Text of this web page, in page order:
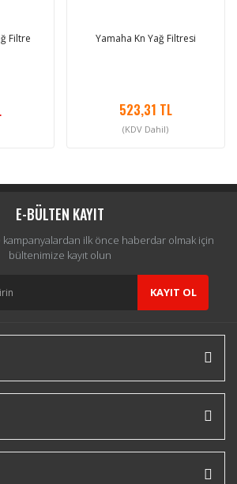
Filtre Yamaha Kn Yağ Filtresi
523,31 TL
(KDV Dahil)
E-BÜLTEN KAYIT
kampanyalardan ilk önce haberdar olmak için
bültenimize kayıt olun
KAYIT OL